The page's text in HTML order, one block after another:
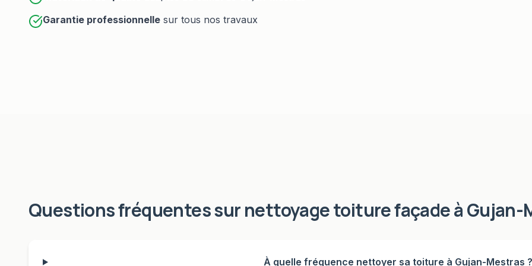
Garantie professionnelle sur tous nos travaux
Questions fréquentes surnettoyage toiture façadeàGujan-
À quelle fréquence nettoyer sa toiture à Gujan-Mestras ?